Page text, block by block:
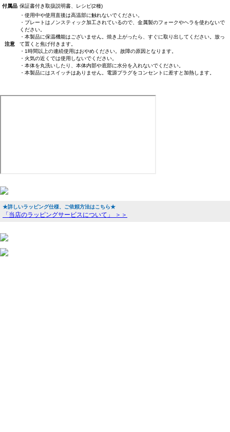
付属品 保証書付き取扱説明書、レシピ(2種)
注意
・使用中や使用直後は高温部に触れないでください。
・プレートはノンスティック加工されているので、金属製のフォークやヘラを使わないで
ください。
・本製品に保温機能はございません。焼き上がったら、すぐに取り出してください。放っ
て置くと焦げ付きます。
・1時間以上の連続使用はおやめください。故障の原因となります。
・火気の近くでは使用しないでください。
・本体を丸洗いしたり、本体内部や底部に水分を入れないでください。
・本製品にはスイッチはありません。電源プラグをコンセントに差すと加熱します。
★詳しいラッピング仕様、ご依頼方法はこちら★
「当店のラッピングサービスについて」 ＞＞